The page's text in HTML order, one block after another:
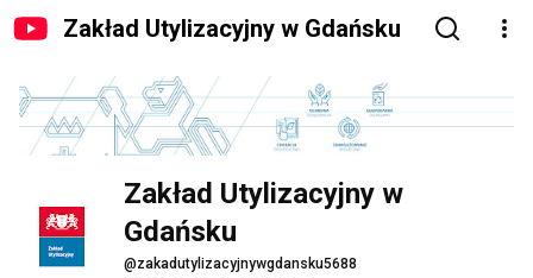
Zakład Utylizacyjny w Gdańsku
Zakład Utylizacyjny w
Gdańsku
@zakadutylizacyjnywgdansku5688